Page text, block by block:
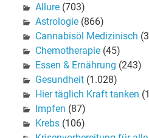
Allure(703)
Astrologie(866)
Cannabisöl Medizinisch
Chemotherapie(45)
Essen & Ernährung (243)
Gesundheit(1.028)
Hier täglich Kraft tanken
Impfen (87)
Krebs(106)